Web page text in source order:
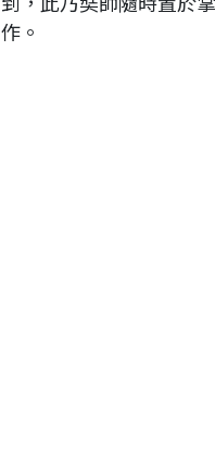
作。